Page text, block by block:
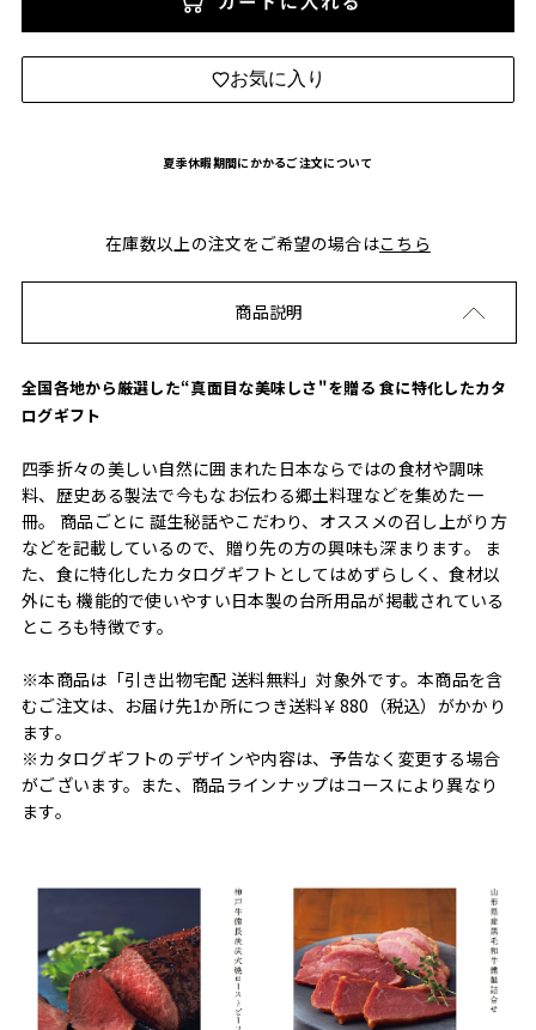
カートに入れる
お気に入り
夏季休暇期間にかかるご注文について
在庫数以上の注文をご希望の場合はこちら
商品説明
全国各地から厳選した“真面目な美味しさ"を贈る 食に特化したカタ
ログギフト
四季折々の美しい自然に囲まれた日本ならではの食材や調味
料、歴史ある製法で今もなお伝わる郷土料理などを集めた一
冊。 商品ごとに 誕生秘話やこだわり、オススメの召し上がり方
などを記載しているので、贈り先の方の興味も深まります。 ま
た、食に特化したカタログギフトとしてはめずらしく、食材以
外にも 機能的で使いやすい日本製の台所用品が掲載されている
ところも特徴です。
※本商品は「引き出物宅配 送料無料」対象外です。本商品を含
むご注文は、お届け先1か所につき送料￥880（税込）がかかり
ます。
※カタログギフトのデザインや内容は、予告なく変更する場合
がございます。また、商品ラインナップはコースにより異なり
ます。